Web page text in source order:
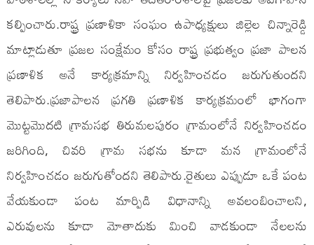
కల్పించారు.రాష్ట్ర ప్రణాళికా సంఘం ఉపాధ్యక్షులు జిల్లెల చిన్నారెడ్డి
మాట్లాడుతూ ప్రజల సంక్షేమం కోసం రాష్ట్ర ప్రభుత్వం ప్రజా పాలన
ప్రణాళిక అనే కార్యక్రమాన్ని నిర్వహించడం జరుగుతుందని
తెలిపారు.ప్రజాపాలన ప్రగతి ప్రణాళిక కార్యక్రమంలో భాగంగా
మొట్టమొదటి గ్రామసభ తిరుమలపురం గ్రామంలోనే నిర్వహించడం
జరిగింది, చివరి గ్రామ సభను కూడా మన గ్రామంలోనే
నిర్వహించడం జరుగుతోందని తెలిపారు.రైతులు ఎప్పుడూ ఒకే పంట
వేయకుండా పంట మార్పిడి విధానాన్ని అవలంబించాలని,
ఎరువులను కూడా మోతాదుకు మించి వాడకుండా నేలలను